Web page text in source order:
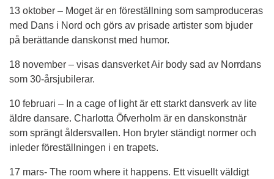
13 oktober – Moget är en föreställning som samproduceras
med Dans i Nord och görs av prisade artister som bjuder
på berättande danskonst med humor.
18 november – visas dansverket Air body sad av Norrdans
som 30-årsjubilerar.
10 februari – In a cage of light är ett starkt dansverk av lite
äldre dansare. Charlotta Öfverholm är en danskonstnär
som sprängt åldersvallen. Hon bryter ständigt normer och
inleder föreställningen i en trapets.
17 mars- The room where it happens. Ett visuellt väldigt